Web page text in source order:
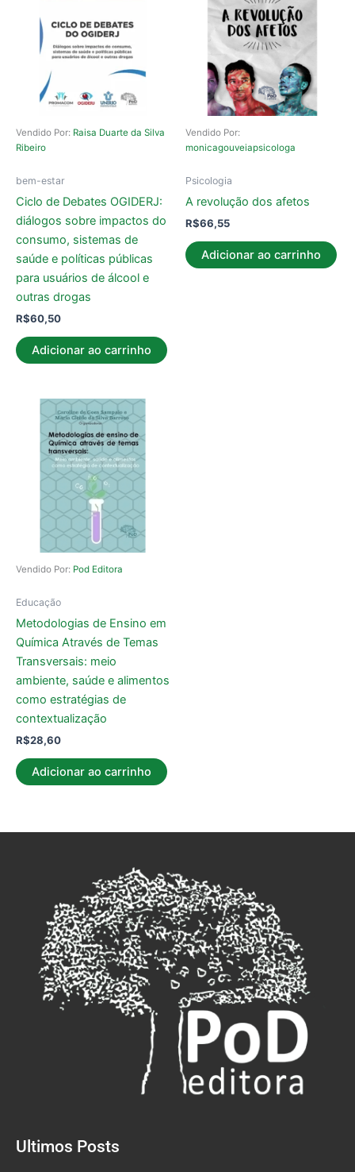
Vendido Por: Raisa Duarte da Silva
Ribeiro
bem-estar
Ciclo de Debates OGIDERJ:
diálogos sobre impactos do
consumo, sistemas de
saúde e políticas públicas
para usuários de álcool e
outras drogas
R$60,50
Adicionar ao carrinho
Vendido Por:
monicagouveiapsicologa
Psicologia
A revolução dos afetos
R$66,55
Adicionar ao carrinho
Vendido Por: Pod Editora
Educação
Metodologias de Ensino em
Química Através de Temas
Transversais: meio
ambiente, saúde e alimentos
como estratégias de
contextualização
R$28,60
Adicionar ao carrinho
Ultimos Posts